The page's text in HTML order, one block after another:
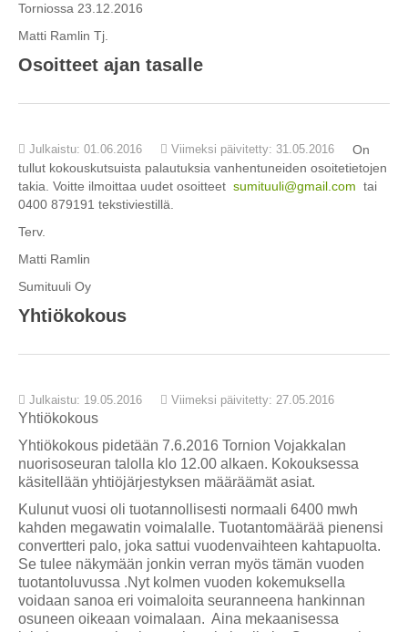
Torniossa 23.12.2016
Matti Ramlin Tj.
Osoitteet ajan tasalle
Julkaistu: 01.06.2016 Viimeksi päivitetty: 31.05.2016
On
tullut kokouskutsuista palautuksia vanhentuneiden osoitetietojen
takia. Voitte ilmoittaa uudet osoitteet sumituuli@gmail.com tai
0400 879191 tekstiviestillä.
Terv.
Matti Ramlin
Sumituuli Oy
Yhtiökokous
Julkaistu: 19.05.2016 Viimeksi päivitetty: 27.05.2016
Yhtiökokous
Yhtiökokous pidetään 7.6.2016 Tornion Vojakkalan
nuorisoseuran talolla klo 12.00 alkaen. Kokouksessa
käsitellään yhtiöjärjestyksen määräämät asiat.
Kulunut vuosi oli tuotannollisesti normaali 6400 mwh
kahden megawatin voimalalle. Tuotantomäärää pienensi
convertteri palo, joka sattui vuodenvaihteen kahtapuolta.
Se tulee näkymään jonkin verran myös tämän vuoden
tuotantoluvussa .Nyt kolmen vuoden kokemuksella
voidaan sanoa eri voimaloita seuranneena hankinnan
osuneen oikeaan voimalaan. Aina mekaanisessa